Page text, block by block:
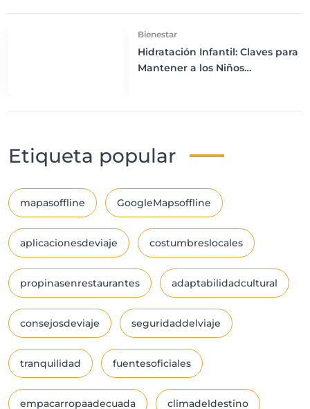
Bienestar
Hidratación Infantil: Claves para
Mantener a los Niños
Etiqueta popular
mapasoffline GoogleMapsoffline
aplicacionesdeviaje costumbreslocales
propinasenrestaurantes adaptabilidadcultural
consejosdeviaje seguridaddelviaje
tranquilidad fuentesoficiales
empacarropaadecuada climadeldestino